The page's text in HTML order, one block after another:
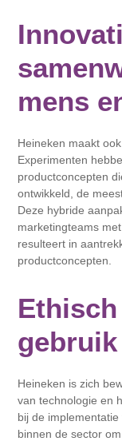
mens
Heineken maakt
Experimenten
productconcepten
ontwikkeld, de
Deze hybride
marketingteams
resulteert in
productconcepten.
Heineken is zich
van technologie en
bij de
binnen de sector